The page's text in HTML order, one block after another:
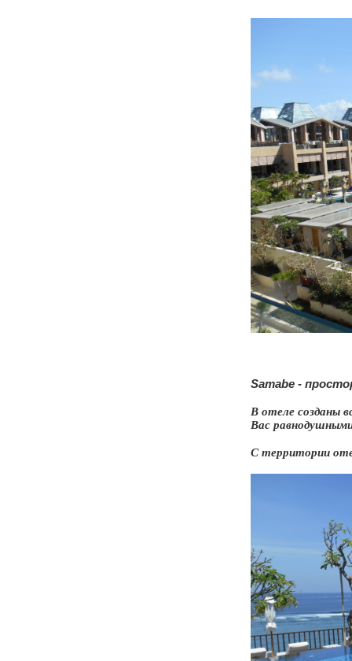
Samabe -
В отеле созданы
Вас
С территории